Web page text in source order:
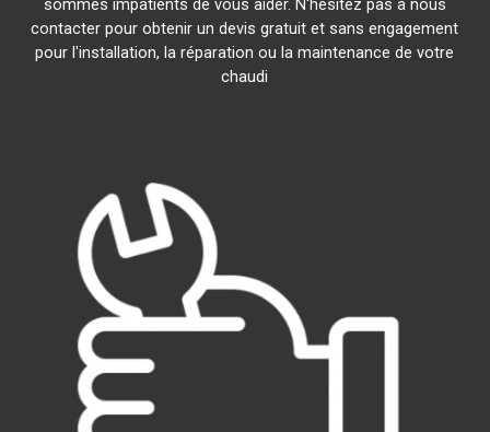
sommes impatients de vous aider. N'hésitez pas à nous
contacter pour obtenir un devis gratuit et sans engagement
pour l'installation, la réparation ou la maintenance de votre
chaudi